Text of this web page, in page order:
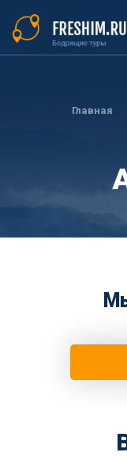
основному
содержанию
Главная